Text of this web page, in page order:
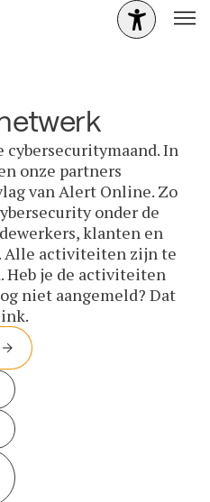
cybersecuritymaand. In
onze partners
van Alert Online. Zo
onder de
klanten en
Alle activiteiten zijn te
Heb je de activiteiten
niet aangemeld? Dat